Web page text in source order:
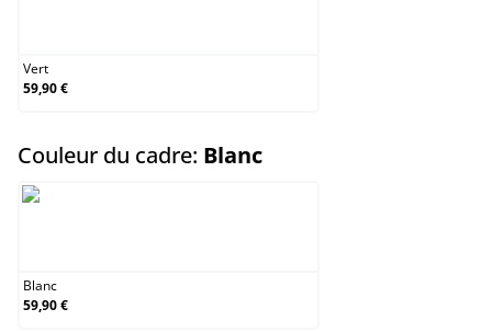
Vert
59,90 €
Couleur du cadre: Blancselect
Blanc
59,90 €